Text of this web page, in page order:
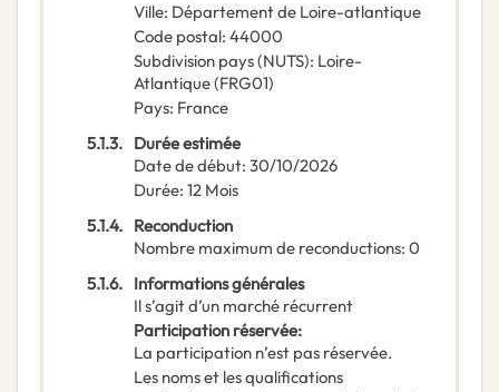
Ville: Département de Loire-atlantique
Code postal: 44000
Subdivision pays (NUTS): Loire-
Atlantique(FRG01)
Pays: France
5.1.3. Durée estimée
Date de début: 30/10/2026
Durée: 12 Mois
5.1.4. Reconduction
Nombre maximum de reconductions: 0
5.1.6. Informations générales
Il s’agit d’un marché récurrent
Participation réservée:
La participation n’est pas réservée.
Les noms et les qualifications